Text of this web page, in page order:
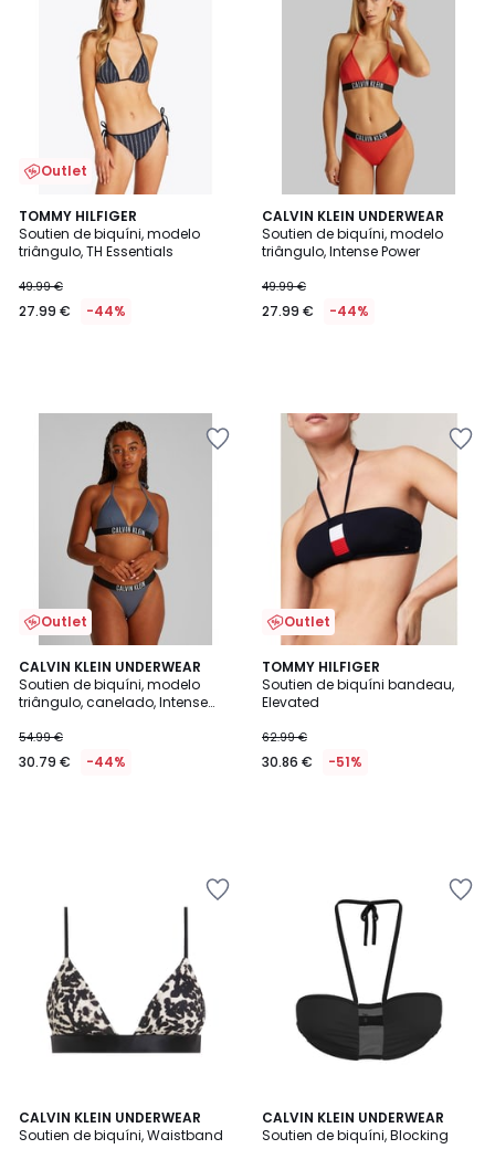
Outlet
TOMMY HILFIGER
Soutien de biquíni, modelo
triângulo, TH Essentials
49.99 €
27.99 € -44%
CALVIN KLEIN UNDERWEAR
Soutien de biquíni, modelo
triângulo, Intense Power
49.99 €
27.99 € -44%
Outlet
CALVIN KLEIN UNDERWEAR
Soutien de biquíni, modelo
triângulo, canelado, Intense
54.99 €
30.79 € -44%
Outlet
TOMMY HILFIGER
Soutien de biquíni bandeau,
Elevated
62.99 €
30.86 € -51%
CALVIN KLEIN UNDERWEAR
Soutien de biquíni, Waistband
CALVIN KLEIN UNDERWEAR
Soutien de biquíni, Blocking